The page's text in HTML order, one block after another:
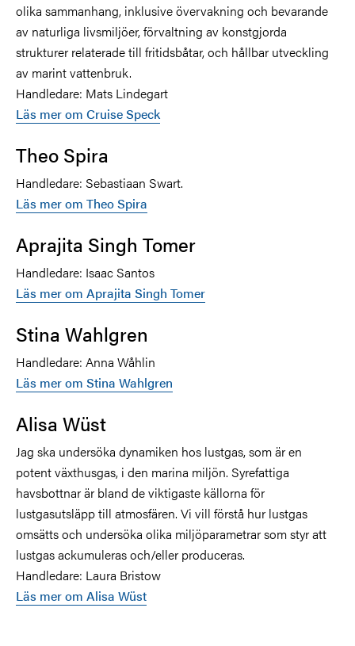
olika sammanhang, inklusive övervakning och bevarande
av naturliga livsmiljöer, förvaltning av konstgjorda
strukturer relaterade till fritidsbåtar, och hållbar utveckling
av marint vattenbruk.
Handledare: Mats Lindegart
Läs mer om Cruise Speck
Theo Spira
Handledare: Sebastiaan Swart.
Läs mer om Theo Spira
Aprajita Singh Tomer
Handledare: Isaac Santos
Läs mer om Aprajita Singh Tomer
Stina Wahlgren
Handledare: Anna Wåhlin
Läs mer om Stina Wahlgren
Alisa Wüst
Jag ska undersöka dynamiken hos lustgas, som är en
potent växthusgas, i den marina miljön. Syrefattiga
havsbottnar är bland de viktigaste källorna för
lustgasutsläpp till atmosfären. Vi vill förstå hur lustgas
omsätts och undersöka olika miljöparametrar som styr att
lustgas ackumuleras och/eller produceras.
Handledare: Laura Bristow
Läs mer om Alisa Wüst